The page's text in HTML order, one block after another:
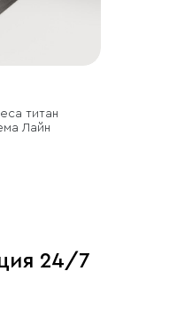
титан
Лайн
24/7